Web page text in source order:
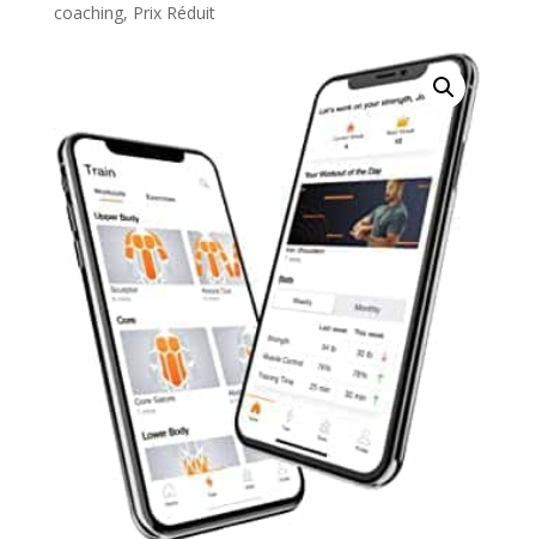
coaching, Prix Réduit